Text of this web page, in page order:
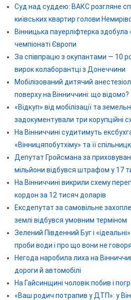
Суд над суддею: ВАКС розгляне
київських квартир голови
Вінницька пауерліфтерка здобула
чемпіонаті Європи
За співпрацю з окупантами — 10
вирок колаборантці з Донеччини
Мобілізований дитячий
поверху на Вінниччині: що відомо?
«Відкуп» від мобілізації та
задокументували три корупційні
На Вінниччині судитимуть
«Вінницяпобутхіму» та її
Депутат Гройсмана за
мільйони відбувся штрафом у 17
На Вінниччині викрили схему
кордон за 12 тисяч доларів
Ексдепутат за самовільне
землі відбувся умовним терміном
Зелений Південний Буг і
проби води і про що вони не
Негода наробила лиха на
дороги й автомобілі
На Гайсинщині чоловік побив і
«Ваш родич потрапив у ДТП»: у